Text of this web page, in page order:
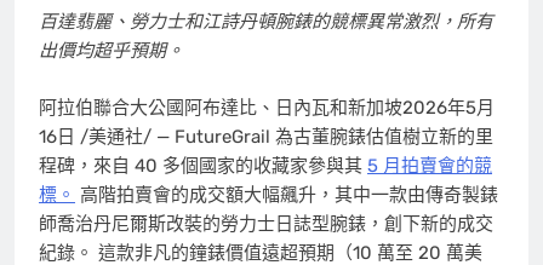
百達翡麗、勞力士和江詩丹頓腕錶的競標異常激烈，所有
出價均超乎預期。
阿拉伯聯合大公國阿布達比、日內瓦和新加坡2026年5月
16日 /美通社/ — FutureGrail 為古董腕錶估值樹立新的里
程碑，來自 40 多個國家的收藏家參與其 5 月拍賣會的競
標。 高階拍賣會的成交額大幅飆升，其中一款由傳奇製錶
師喬治丹尼爾斯改裝的勞力士日誌型腕錶，創下新的成交
紀錄。 這款非凡的鐘錶價值遠超預期（10 萬至 20 萬美